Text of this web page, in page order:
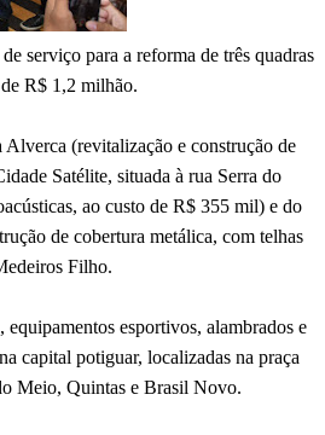
serviço para a reforma de três quadras
R$ 1,2 milhão.
(revitalização e construção de
Satélite, situada à rua Serra do
ao custo de R$ 355 mil) e do
de cobertura metálica, com telhas
Filho.
esportivos, alambrados e
capital potiguar, localizadas na praça
Meio, Quintas e Brasil Novo.